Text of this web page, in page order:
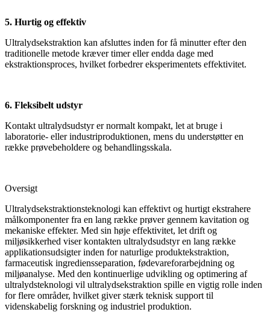
5. Hurtig og effektiv
Ultralydsekstraktion kan afsluttes inden for få minutter efter den
traditionelle metode kræver timer eller endda dage med
ekstraktionsproces, hvilket forbedrer eksperimentets effektivitet.
6. Fleksibelt udstyr
Kontakt ultralydsudstyr er normalt kompakt, let at bruge i
laboratorie- eller industriproduktionen, mens du understøtter en
række prøvebeholdere og behandlingsskala.
Oversigt
Ultralydsekstraktionsteknologi kan effektivt og hurtigt ekstrahere
målkomponenter fra en lang række prøver gennem kavitation og
mekaniske effekter. Med sin høje effektivitet, let drift og
miljøsikkerhed viser kontakten ultralydsudstyr en lang række
applikationsudsigter inden for naturlige produktekstraktion,
farmaceutisk ingrediensseparation, fødevareforarbejdning og
miljøanalyse. Med den kontinuerlige udvikling og optimering af
ultralydsteknologi vil ultralydsekstraktion spille en vigtig rolle inden
for flere områder, hvilket giver stærk teknisk support til
videnskabelig forskning og industriel produktion.